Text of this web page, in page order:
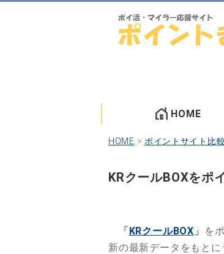
HOME
HOME > ポイントサイト比較
KRクールBOXをポ
「KRクールBOX 」
を
新の最新データをもと